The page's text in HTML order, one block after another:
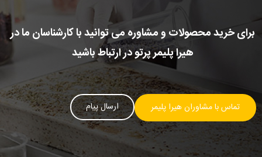
برای خرید محصولات و مشاوره می توانید با کارشناسان ما در
هیرا پلیمر پرتو در ارتباط باشید
تماس با مشاوران هیرا پلیمر ارسال پیام